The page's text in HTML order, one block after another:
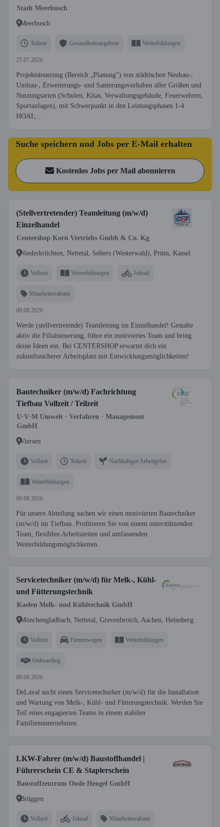
Stadt Meerbusch
Meerbusch
Teilzeit Gesundheitsangebote Weiterbildungen
25.07.2026
Projektsteuerung (Bereich „Planung“) von städtischen Neubau-,
Umbau-, Erweiterungs- und Sanierungsvorhaben aller Größen und
Nutzungsarten (Schulen, Kitas, Verwaltungsgebäude, Feuerwehren,
Sportanlagen), mit Schwerpunkt in den Leistungsphasen 1-4
HOAI;...
Suche speichern und Jobs per E-Mail erhalten
Kostenlos Jobs per Mail abonnieren
(Stellvertretender) Teamleitung (m/w/d)
Einzelhandel
Centershop Korn Vertriebs Gmbh & Co. Kg
Niederkrüchten, Nettetal, Selters (Westerwald), Prüm, Kassel
Vollzeit Weiterbildungen Jobrad
Mitarbeiterrabatte
09.08.2026
Werde (stellvertretende) Teamleitung im Einzelhandel! Gestalte
aktiv die Filialsteuerung, führe ein motiviertes Team und bring
deine Ideen ein. Bei CENTERSHOP erwartet dich ein
zukunftssicherer Arbeitsplatz mit Entwicklungsmöglichkeiten!
Bautechniker (m/w/d) Fachrichtung
Tiefbau Vollzeit / Teilzeit
U·V·M Umwelt · Verfahren · Management
GmbH
Viersen
Vollzeit Teilzeit Nachhaltiger Arbeitgeber
Weiterbildungen
09.08.2026
Für unsere Abteilung suchen wir einen motivierten Bautechniker
(m/w/d) im Tiefbau. Profitieren Sie von einem unterstützenden
Team, flexiblen Arbeitszeiten und umfassenden
Weiterbildungsmöglichkeiten.
Servicetechniker (m/w/d) für Melk-, Kühl-
und Fütterungstechnik
Kaelen Melk- und Kühltechnik GmbH
Mönchengladbach, Nettetal, Grevenbroich, Aachen, Heinsberg
Vollzeit Firmenwagen Weiterbildungen
Onboarding
09.08.2026
DeLaval sucht einen Servicetechniker (m/w/d) für die Installation
und Wartung von Melk-, Kühl- und Fütterungstechnik. Werden Sie
Teil eines engagierten Teams in einem stabilen
Familienunternehmen.
LKW-Fahrer (m/w/d) Baustoffhandel |
Führerschein CE & Staplerschein
Baustoffzentrum Oude Hengel GmbH
Brüggen
Vollzeit Jobrad Mitarbeiterrabatte